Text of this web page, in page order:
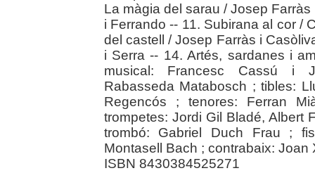
La màgia del sarau / Josep
i Ferrando -- 11. Subirana al cor /
del castell / Josep Farràs i
i Serra -- 14. Artés, sardanes i
musical: Francesc Cassú i
Rabasseda Matabosch ; tibles:
Regencós ; tenores: Ferran
trompetes: Jordi Gil Bladé, Albert
trombó: Gabriel Duch Frau ;
Montasell Bach ; contrabaix: Joan
ISBN 8430384525271